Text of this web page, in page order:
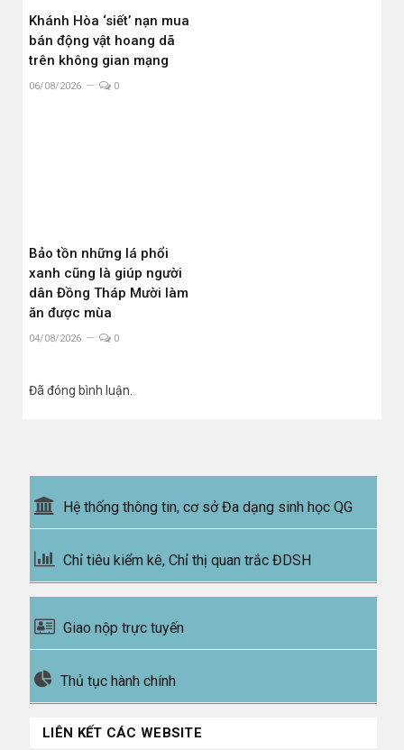
Khánh Hòa ‘siết’ nạn mua
bán động vật hoang dã
trên không gian mạng
06/08/2026 0
Bảo tồn những lá phổi
xanh cũng là giúp người
dân Đồng Tháp Mười làm
ăn được mùa
04/08/2026 0
Đã đóng bình luận.
Hệ thống thông tin, cơ sở Đa dạng sinh học QG
Chỉ tiêu kiểm kê, Chỉ thị quan trắc ĐDSH
Giao nộp trực tuyến
Thủ tục hành chính
LIÊN KẾT CÁC WEBSITE